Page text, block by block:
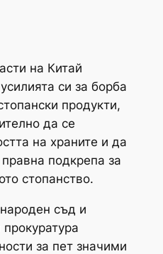
на Китай
си за борба
продукти,
да се
на храните и да
подкрепа за
стопанство.
съд и
за пет значими